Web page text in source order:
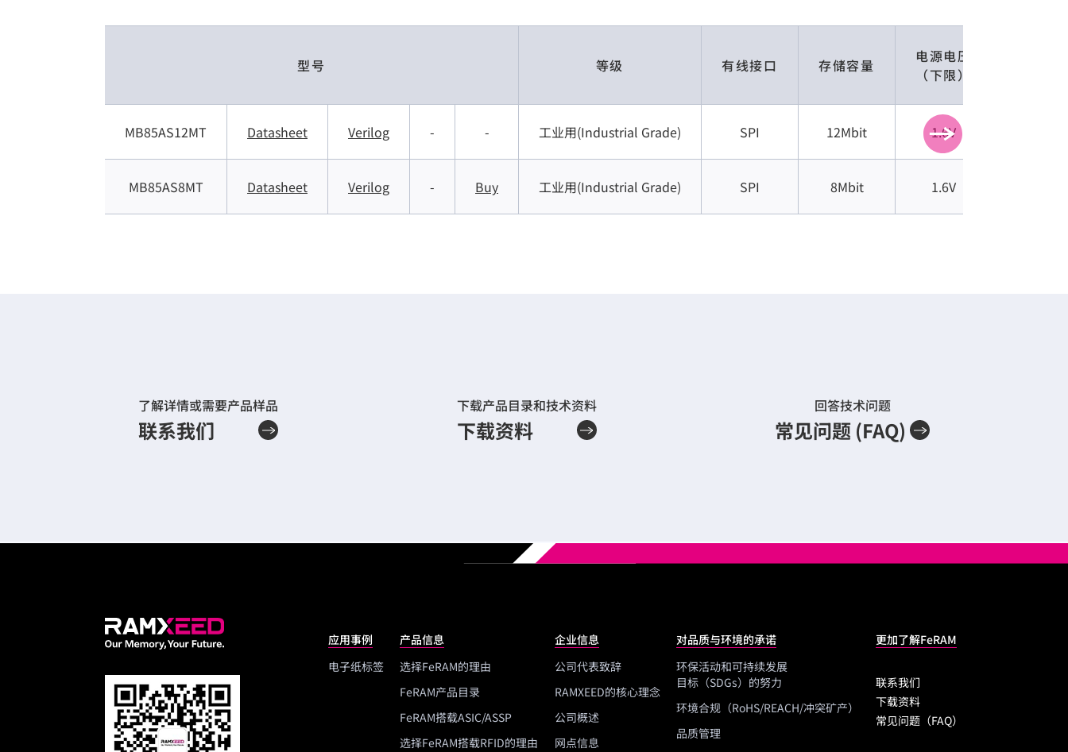
型号 等级 有线接口 存储容量
电源电压
（下限）
MB85AS12MT Datasheet Verilog - - 工业用(Industrial Grade) SPI 12Mbit 1.6V
MB85AS8MT Datasheet Verilog - Buy 工业用(Industrial Grade) SPI 8Mbit 1.6V
了解详情或需要产品样品
联系我们
下载产品目录和技术资料
下载资料
回答技术问题
常见问题 (FAQ)
应用事例
电子纸标签
产品信息
选择FeRAM的理由
FeRAM产品目录
FeRAM搭载ASIC/ASSP
选择FeRAM搭载RFID的理由
企业信息
公司代表致辞
RAMXEED的核心理念
公司概述
网点信息
对品质与环境的承诺
环保活动和可持续发展
目标（SDGs）的努力
环境合规（RoHS/REACH/冲突矿产）
品质管理
更加了解FeRAM
联系我们
下载资料
常见问题（FAQ）